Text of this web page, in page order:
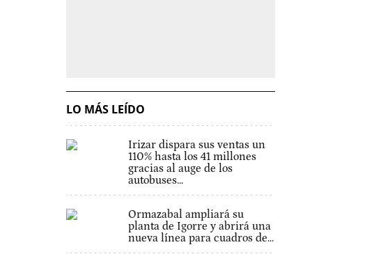
LO MÁS LEÍDO
Irizar dispara sus ventas un
110% hasta los 41 millones
gracias al auge de los
autobuses...
Ormazabal ampliará su
planta de Igorre y abrirá una
nueva línea para cuadros de...